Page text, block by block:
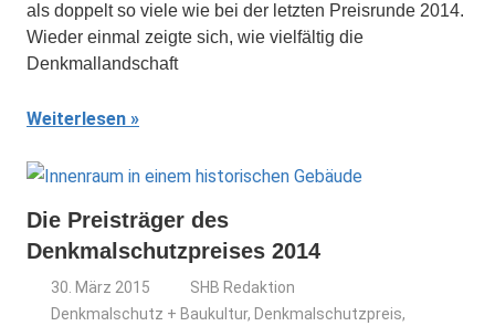
als doppelt so viele wie bei der letzten Preisrunde 2014.
Wieder einmal zeigte sich, wie vielfältig die
Denkmallandschaft
Weiterlesen
Die Preisträger des
Denkmalschutzpreises 2014
30. März 2015
SHB Redaktion
Denkmalschutz + Baukultur, Denkmalschutzpreis,